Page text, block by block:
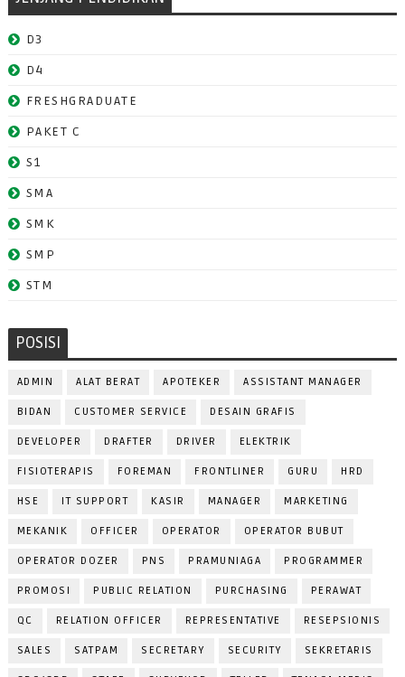
D3
D4
FRESHGRADUATE
PAKET C
S1
SMA
SMK
SMP
STM
POSISI
ADMIN ALAT BERAT APOTEKER ASSISTANT MANAGER
BIDAN CUSTOMER SERVICE DESAIN GRAFIS
DEVELOPER DRAFTER DRIVER ELEKTRIK
FISIOTERAPIS FOREMAN FRONTLINER GURU HRD
HSE IT SUPPORT KASIR MANAGER MARKETING
MEKANIK OFFICER OPERATOR OPERATOR BUBUT
OPERATOR DOZER PNS PRAMUNIAGA PROGRAMMER
PROMOSI PUBLIC RELATION PURCHASING PERAWAT
QC RELATION OFFICER REPRESENTATIVE RESEPSIONIS
SALES SATPAM SECRETARY SECURITY SEKRETARIS